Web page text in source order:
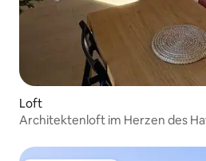
Loft
Architektenloft im Herzen des